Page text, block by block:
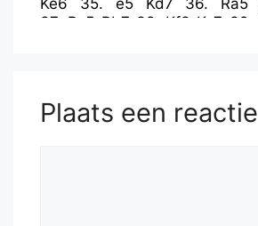
Ke6
35. e5 Kd7 36. Ra5
37. Rc5 Rb7 38. Kf3 Kc7 39.
Plaats een reactie